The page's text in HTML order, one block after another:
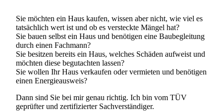
Sie möchten ein Haus kaufen, wissen aber nicht, wie viel es
tatsächlich wert ist und ob es versteckte Mängel hat?
Sie bauen selbst ein Haus und benötigen eine Baubegleitung
durch einen Fachmann?
Sie besitzen bereits ein Haus, welches Schäden aufweist und
möchten diese begutachten lassen?
Sie wollen Ihr Haus verkaufen oder vermieten und benötigen
einen Energieausweis?
Dann sind Sie bei mir genau richtig. Ich bin vom TÜV
geprüfter und zertifizierter Sachverständiger.